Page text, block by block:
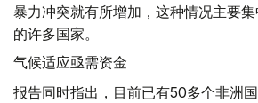
暴力冲突就有所增加，这种情况主要
的许多国家。
气候适应亟需资金
报告同时指出，目前已有50多个非洲